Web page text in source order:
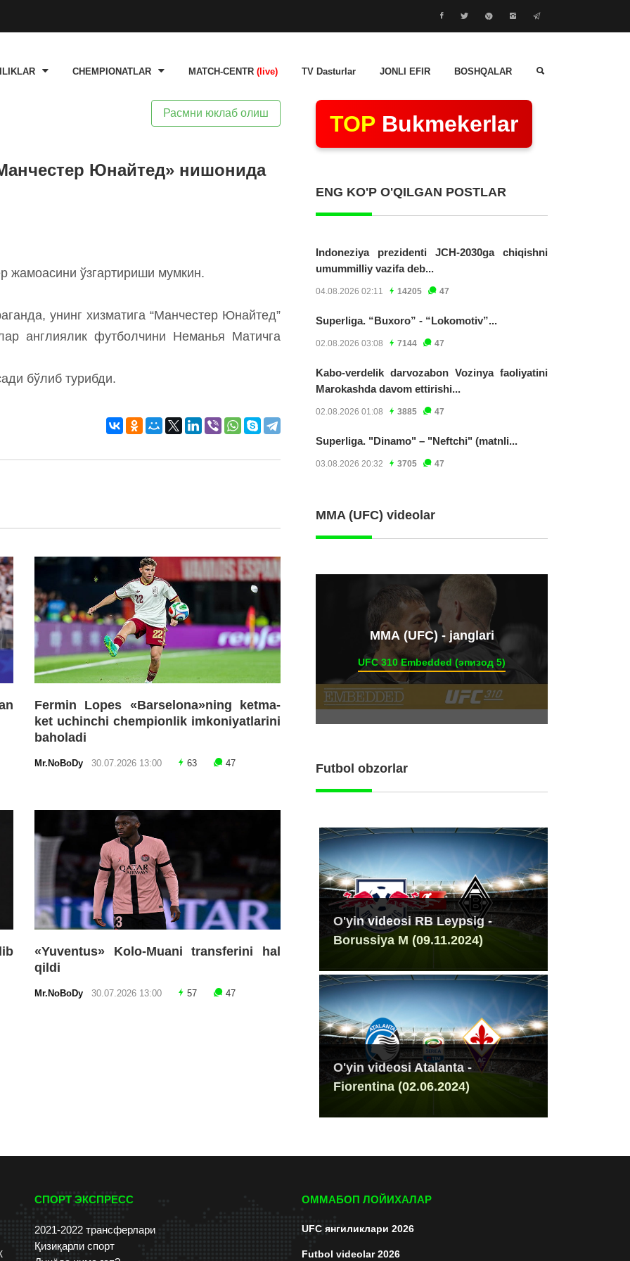
CHEMPIONATLAR MATCH-CENTR (live) TV Dasturlar JONLI EFIR BOSHQALAR
Расмни юклаб олиш
Юнайтед» нишонида
жамоасини ўзгартириши мумкин.
унинг хизматига “Манчестер Юнайтед”
англиялик футболчини Неманья Матичга
бўлиб турибди.
Fermin Lopes «Barselona»ning ketma-
ket uchinchi chempionlik imkoniyatlarini
baholadi
Mr.NoBoDy 30.07.2026 13:00 63 47
«Yuventus» Kolo-Muani transferini hal
qildi
Mr.NoBoDy 30.07.2026 13:00 57 47
TOP Bukmekerlar
ENG KO'P O'QILGAN POSTLAR
Indoneziya prezidenti JCH-2030ga chiqishni
umummilliy vazifa deb...
04.08.2026 02:11 14205 47
Superliga. “Buxoro” - “Lokomotiv”...
02.08.2026 03:08 7144 47
Kabo-verdelik darvozabon Vozinya faoliyatini
Marokashda davom ettirishi...
02.08.2026 01:08 3885 47
Superliga. "Dinamo" – "Neftchi" (matnli...
03.08.2026 20:32 3705 47
MMA (UFC) videolar
ММА (UFC) - janglari
UFC 310 Embedded (эпизод 5)
Futbol obzorlar
O'yin videosi RB Leypsig -
Borussiya M (09.11.2024)
O'yin videosi Atalanta -
Fiorentina (02.06.2024)
СПОРТ ЭКСПРЕСС
2021-2022 трансферлари
Қизиқарли спорт
ОММАБОП ЛОЙИХАЛАР
UFC янгиликлари 2026
Futbol videolar 2026